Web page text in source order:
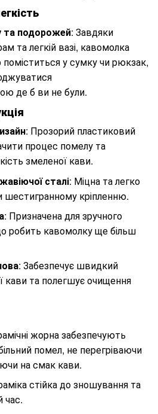
та подорожей: Завдяки
та легкій вазі, кавомолка
поміститься у сумку чи рюкзак,
де б ви не були.
: Прозорий пластиковий
процес помелу та
змеленої кави.
сталі: Міцна та легко
шестигранному кріпленню.
: Призначена для зручного
робить кавомолку ще більш
: Забезпечує швидкий
кави та полегшує очищення
жорна забезпечують
помел, не перегріваючи
на смак кави.
стійка до зношування та
час.